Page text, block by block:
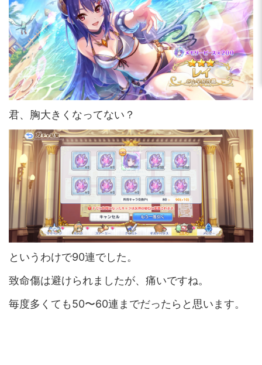
君、胸大きくなってない？
というわけで90連でした。
致命傷は避けられましたが、痛いですね。
毎度多くても50〜60連までだったらと思います。